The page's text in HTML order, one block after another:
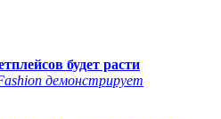
будет расти
демонстрирует